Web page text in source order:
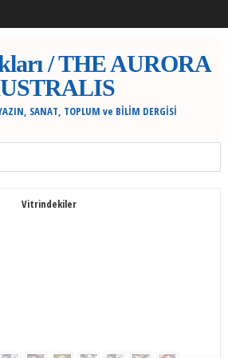
/ THE AURORA
SANAT, TOPLUM ve BİLİM DERGİSİ
Vitrindekiler